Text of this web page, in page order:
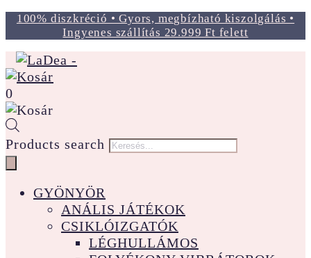
100% diszkréció • Gyors, megbízható kiszolgálás •
Ingyenes szállítás 29.999 Ft felett
0
Products search
GYÖNYÖR
ANÁLIS JÁTÉKOK
CSIKLÓIZGATÓK
LÉGHULLÁMOS